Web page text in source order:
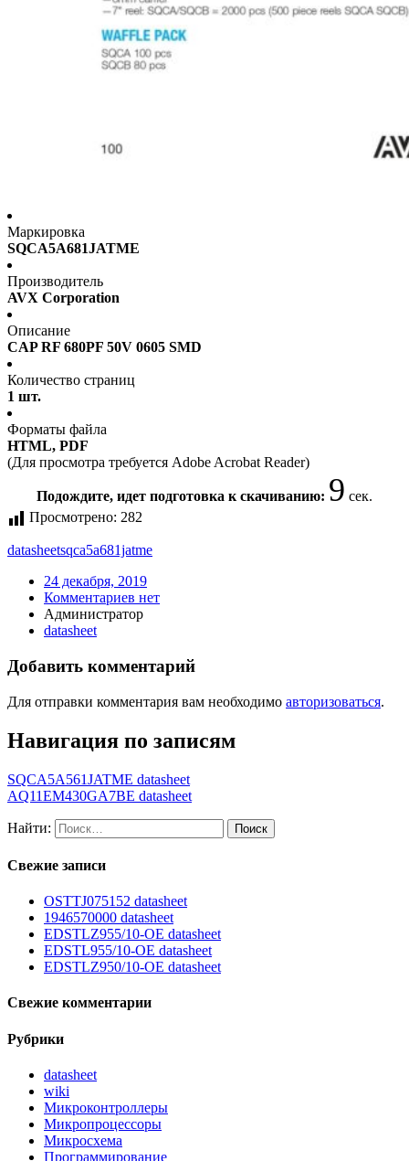
Маркировка
SQCA5A681JATME
Производитель
AVX Corporation
Описание
CAP RF 680PF 50V 0605 SMD
Количество страниц
1 шт.
Форматы файла
HTML, PDF
(Для просмотра требуется Adobe Acrobat Reader)
Подождите, идет подготовка к скачиванию: 9 сек.
Просмотрено: 282
datasheetsqca5a681jatme
24 декабря, 2019
Комментариев нет
Администратор
datasheet
Добавить комментарий
Для отправки комментария вам необходимо авторизоваться.
Навигация по записям
SQCA5A561JATME datasheet
AQ11EM430GA7BE datasheet
Найти:
Свежие записи
OSTTJ075152 datasheet
1946570000 datasheet
EDSTLZ955/10-OE datasheet
EDSTL955/10-OE datasheet
EDSTLZ950/10-OE datasheet
Свежие комментарии
Рубрики
datasheet
wiki
Микроконтроллеры
Микропроцессоры
Микросхема
Программирование